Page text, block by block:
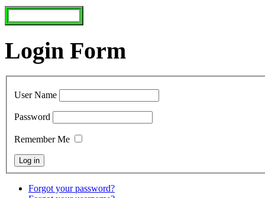
Login Form
User Name
Password
Remember Me
Forgot your password?